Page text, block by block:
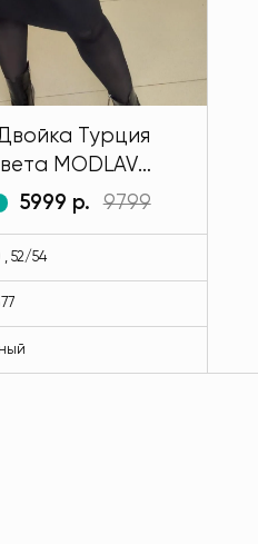
Турция
MODLAV
5999 р. 9799
, 52/54